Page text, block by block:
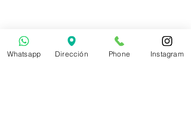
Whatsapp Dirección Phone Instagram